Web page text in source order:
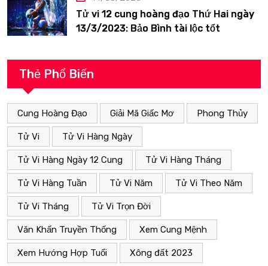
Tử vi 12 cung hoàng đạo Thứ Hai ngày
13/3/2023: Bảo Bình tài lộc tốt
Thẻ Phổ Biến
Cung Hoàng Đạo Giải Mã Giấc Mơ Phong Thủy
Tử Vi Tử Vi Hàng Ngày
Tử Vi Hàng Ngày 12 Cung Tử Vi Hàng Tháng
Tử Vi Hàng Tuần Tử Vi Năm Tử Vi Theo Năm
Tử Vi Tháng Tử Vi Trọn Đời
Văn Khấn Truyền Thống Xem Cung Mệnh
Xem Hướng Hợp Tuổi Xông đất 2023